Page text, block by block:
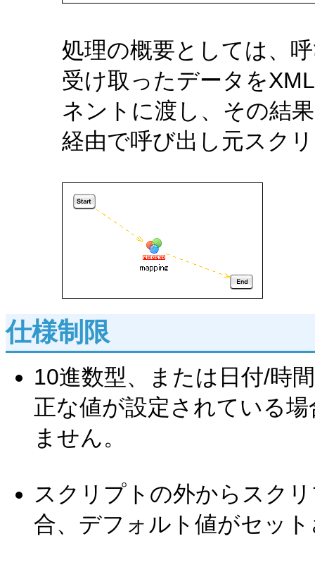
処理の概要としては、
受け取ったデータを
ネントに渡し、その結
経由で呼び出し元スク
仕様制限
10進数型、または日付/時
正な値が設定されている
ません。
スクリプトの外からスク
合、デフォルト値がセッ